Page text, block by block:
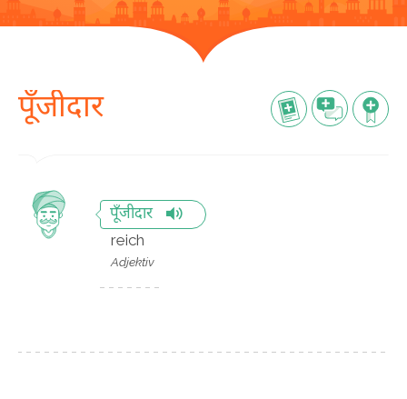
पूँजीदार
पूँजीदार
reich
Adjektiv